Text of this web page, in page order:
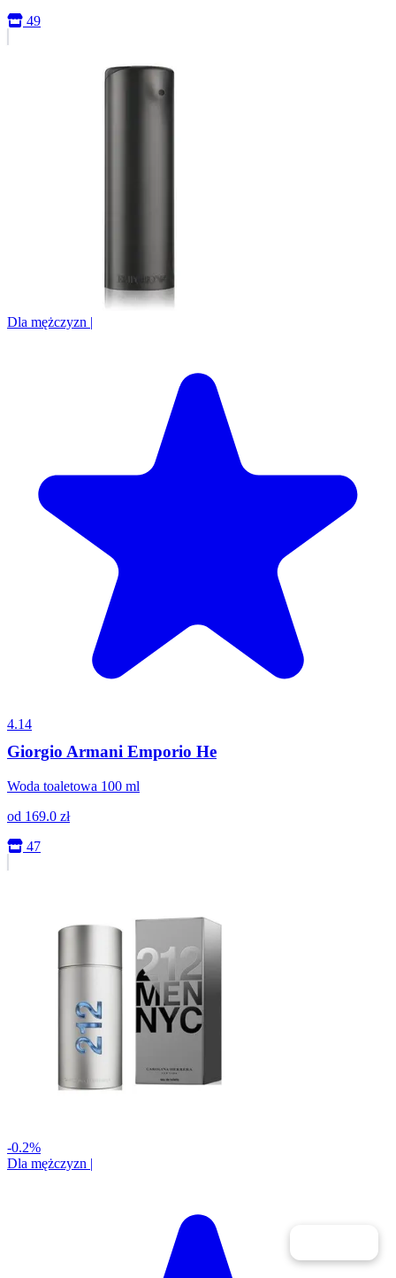
49
Dla mężczyzn |
4.14
Giorgio Armani Emporio He
Woda toaletowa 100 ml
od 169.0 zł
47
-0.2%
Dla mężczyzn |